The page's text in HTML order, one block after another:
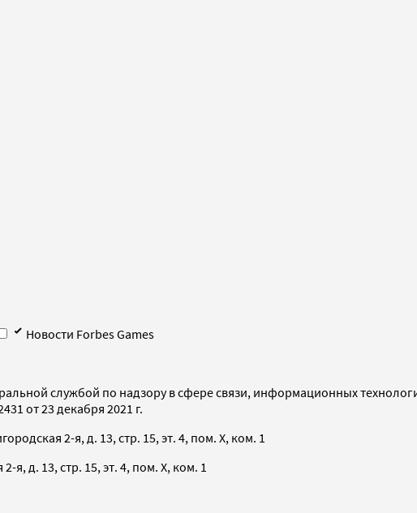
Новости Forbes Games
службой по надзору в сфере связи, информационных
от 23 декабря 2021 г.
2-я, д. 13, стр. 15, эт. 4, пом. X, ком. 1
я, д. 13, стр. 15, эт. 4, пом. X, ком. 1